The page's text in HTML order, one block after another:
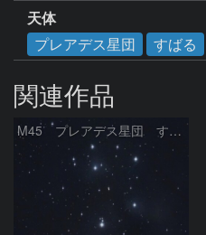
天体
プレアデス星団
すばる
関連作品
M45 プレアデス星団 すばる